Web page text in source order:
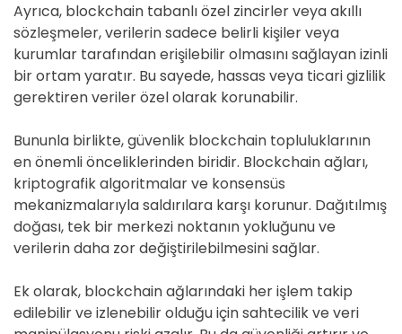
Ayrıca, blockchain tabanlı özel zincirler veya akıllı
sözleşmeler, verilerin sadece belirli kişiler veya
kurumlar tarafından erişilebilir olmasını sağlayan izinli
bir ortam yaratır. Bu sayede, hassas veya ticari gizlilik
gerektiren veriler özel olarak korunabilir.
Bununla birlikte, güvenlik blockchain topluluklarının
en önemli önceliklerinden biridir. Blockchain ağları,
kriptografik algoritmalar ve konsensüs
mekanizmalarıyla saldırılara karşı korunur. Dağıtılmış
doğası, tek bir merkezi noktanın yokluğunu ve
verilerin daha zor değiştirilebilmesini sağlar.
Ek olarak, blockchain ağlarındaki her işlem takip
edilebilir ve izlenebilir olduğu için sahtecilik ve veri